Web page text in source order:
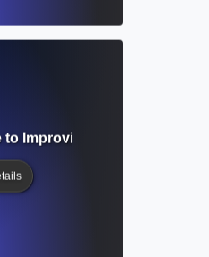
Improving and Refining